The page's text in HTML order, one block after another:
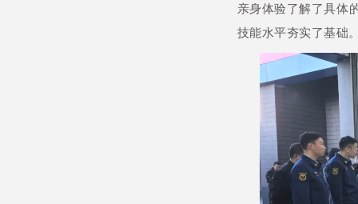
亲身体验了解了具体
技能水平夯实了基础